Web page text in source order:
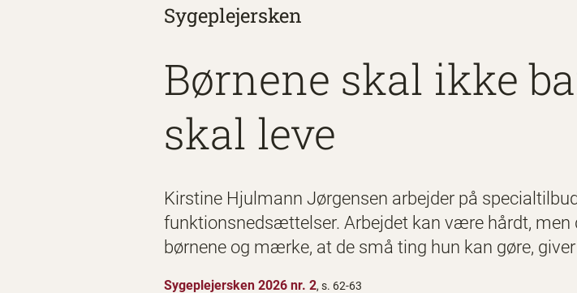
Sygeplejersken
Børnene skal ikke
skal leve
Kirstine Hjulmann Jørgensen arbejder på
funktionsnedsættelser. Arbejdet kan være hårdt,
børnene og mærke, at de små ting hun kan gøre,
Sygeplejersken 2026 nr. 2, s. 62-63